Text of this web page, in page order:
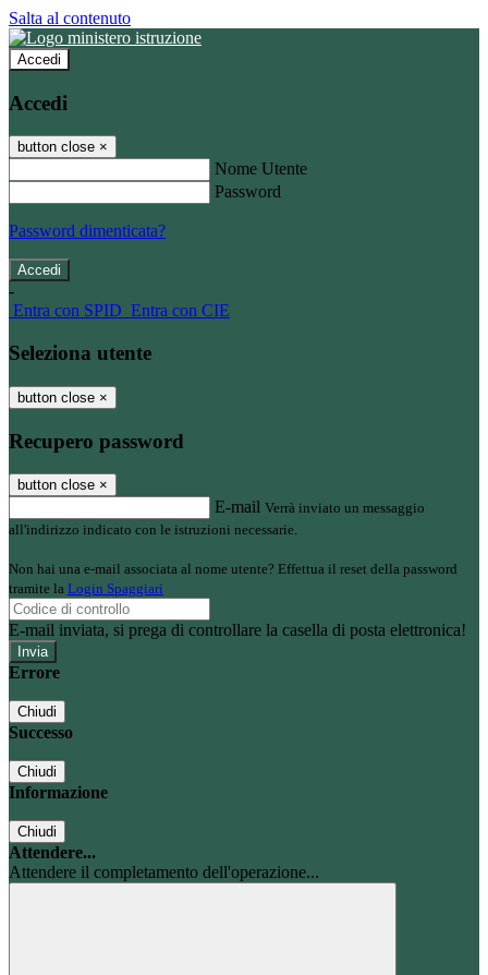
Salta al contenuto
Accedi
Accedi
button close ×
Nome Utente
Password
Password dimenticata?
-
Entra con SPID Entra con CIE
Seleziona utente
button close ×
Recupero password
button close ×
E-mail Verrà inviato un messaggio
all'indirizzo indicato con le istruzioni necessarie.
Non hai una e-mail associata al nome utente? Effettua il reset della password
tramite la Login Spaggiari
E-mail inviata, si prega di controllare la casella di posta elettronica!
Errore
Chiudi
Successo
Chiudi
Informazione
Chiudi
Attendere...
Attendere il completamento dell'operazione...